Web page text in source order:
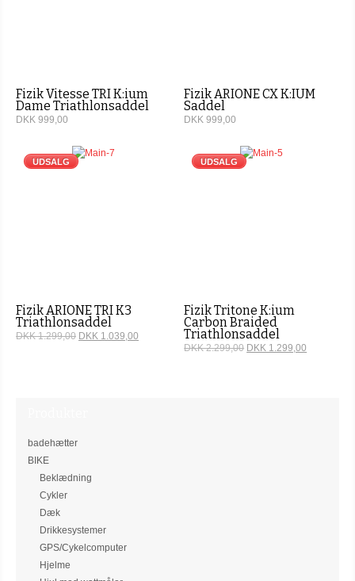
Fizik Vitesse TRI K:ium
Dame Triathlonsaddel
DKK 999,00
Fizik ARIONE CX K:IUM
Saddel
DKK 999,00
UDSALG
Fizik ARIONE TRI K3
Triathlonsaddel
DKK 1.299,00 DKK 1.039,00
UDSALG
Fizik Tritone K:ium
Carbon Braided
Triathlonsaddel
DKK 2.299,00 DKK 1.299,00
badehætter
BIKE
Beklædning
Cykler
Dæk
Drikkesystemer
GPS/Cykelcomputer
Hjelme